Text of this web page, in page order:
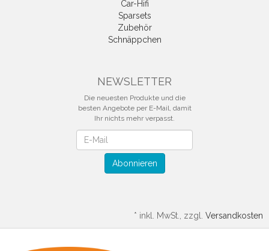
Car-Hifi
Sparsets
Zubehör
Schnäppchen
NEWSLETTER
Die neuesten Produkte und die
besten Angebote per E-Mail, damit
Ihr nichts mehr verpasst.
Abonnieren
* inkl. MwSt., zzgl. Versandkosten